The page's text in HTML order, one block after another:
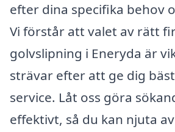
efter dina specifika behov
Vi förstår att valet av rätt
golvslipning i Eneryda är
strävar efter att ge dig
service. Låt oss göra
effektivt, så du kan njuta